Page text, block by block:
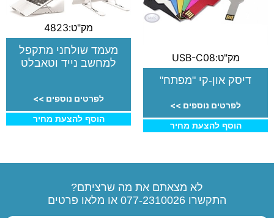
מק"ט:USB-C08
דיסק און-קי "מפתח"
לפרטים נוספים >>
הוסף להצעת מחיר
מק"ט:4823
מעמד שולחני מתקפל
למחשב נייד וטאבלט
לפרטים נוספים >>
הוסף להצעת מחיר
לא מצאתם את מה שרציתם?
התקשרו 077-2310026 או מלאו פרטים